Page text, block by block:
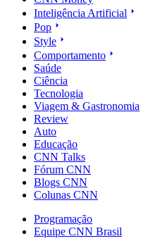
Inteligência Artificial
Pop
Style
Comportamento
Saúde
Ciência
Tecnologia
Viagem & Gastronomia
Review
Auto
Educação
CNN Talks
Fórum CNN
Blogs CNN
Colunas CNN
Programação
Equipe CNN Brasil